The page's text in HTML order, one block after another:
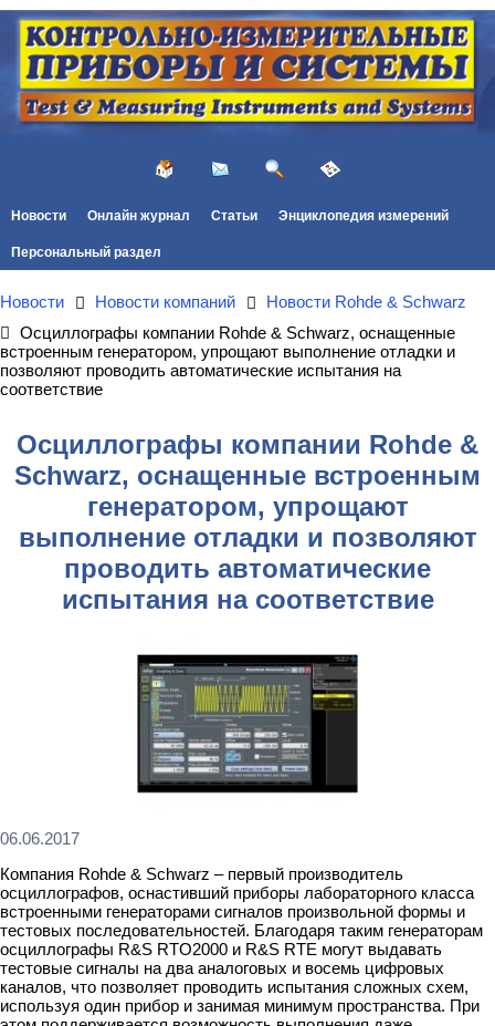
Новости Онлайн журнал Статьи Энциклопедия измерений
Персональный раздел
Новости Новости компаний
Новости Rohde & Schwarz
Осциллографы компании Rohde & Schwarz, оснащенные
встроенным генератором, упрощают выполнение отладки и
позволяют проводить автоматические испытания на
соответствие
Осциллографы компании Rohde &
Schwarz, оснащенные встроенным
генератором, упрощают
выполнение отладки и позволяют
проводить автоматические
испытания на соответствие
06.06.2017
Компания Rohde & Schwarz – первый производитель
осциллографов, оснастивший приборы лабораторного класса
встроенными генераторами сигналов произвольной формы и
тестовых последовательностей. Благодаря таким генераторам
осциллографы R&S RTO2000 и R&S RTE могут выдавать
тестовые сигналы на два аналоговых и восемь цифровых
каналов, что позволяет проводить испытания сложных схем,
используя один прибор и занимая минимум пространства. При